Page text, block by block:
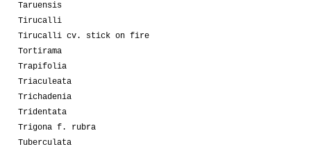
Taruensis
Tirucalli
Tirucalli cv. stick on fire
Tortirama
Trapifolia
Triaculeata
Trichadenia
Tridentata
Trigona f. rubra
Tuberculata